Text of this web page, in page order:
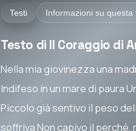
Testi Informazioni su questa
Testo di Il Coraggio di
Nella mia giovinezza una
Indifeso in un mare di paura
Piccolo già sentivo il peso
soffriva Non capivo il perché,